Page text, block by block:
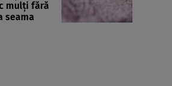
mulți fără
seama